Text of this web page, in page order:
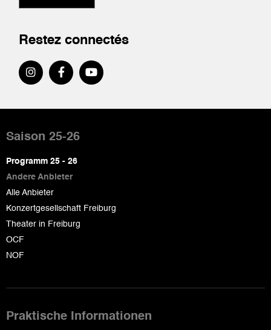
Restez connectés
de
page
Saison 25-26
Programm 25 - 26
Andere Anbieter
Alle Anbieter
Konzertgesellschaft Freiburg
Theater in Freiburg
OCF
NOF
Praktische Informationen